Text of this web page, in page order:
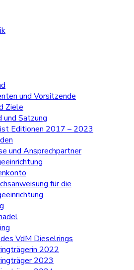
und Vorsitzende
Ziele
und Satzung
Editionen 2017 – 2023
und Ansprechpartner
für die
VdM Dieselrings
2022
2023